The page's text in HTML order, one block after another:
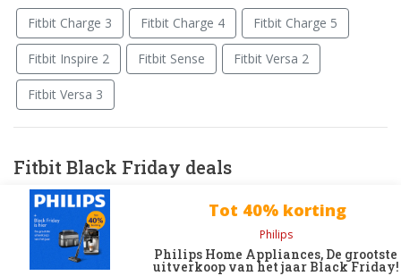
Fitbit Charge 3 Fitbit Charge 4 Fitbit Charge 5
Fitbit Inspire 2 Fitbit Sense Fitbit Versa 2
Fitbit Versa 3
Fitbit Black Friday deals
Tot 40% korting
Philips
Philips Home Appliances, De grootste
uitverkoop van het jaar Black Friday!